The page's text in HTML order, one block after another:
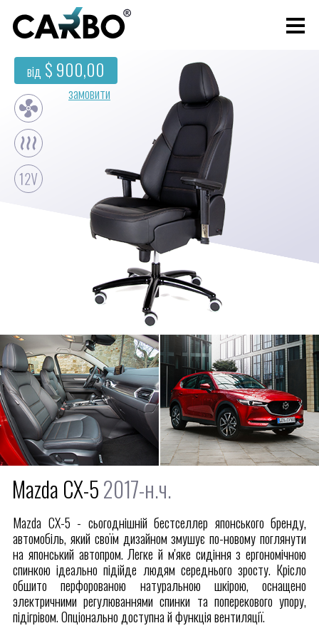
від $ 900,00
замовити
Mazda CX-52017-н.ч.
Mazda CX-5 - сьогоднішній бестселлер японського бренду,
автомобіль, який своїм дизайном змушує по-новому поглянути
на японський автопром. Легке й м'яке сидіння з ергономічною
спинкою ідеально підійде людям середнього зросту. Крісло
обшито перфорованою натуральною шкірою, оснащено
электричними регулюваннями спинки та поперекового упору,
підігрівом. Опціонально доступна й функція вентиляції.